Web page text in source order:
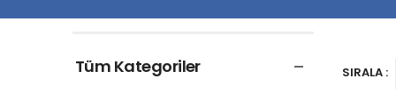
Tüm Kategoriler SIRALA :